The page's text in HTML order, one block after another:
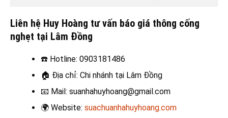
Liên hệ Huy Hoàng tư vấn báo giá thông cống
nghẹt tại Lâm Đồng
☎️ Hotline: 0903181486
🏠 Địa chỉ: Chi nhánh tại Lâm Đồng
📧 Mail: suanhahuyhoang@gmail.com
🌍 Website: suachuanhahuyhoang.com